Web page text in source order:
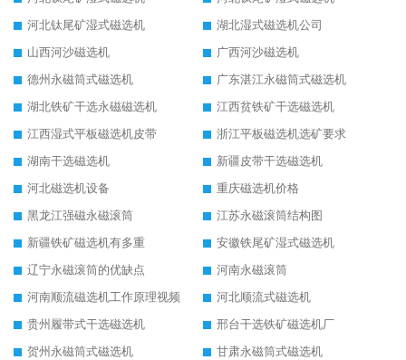
河北钛尾矿湿式磁选机
湖北湿式磁选机公司
山西河沙磁选机
广西河沙磁选机
德州永磁筒式磁选机
广东湛江永磁筒式磁选机
湖北铁矿干选永磁磁选机
江西贫铁矿干选磁选机
江西湿式平板磁选机皮带
浙江平板磁选机选矿要求
湖南干选磁选机
新疆皮带干选磁选机
河北磁选机设备
重庆磁选机价格
黑龙江强磁永磁滚筒
江苏永磁滚筒结构图
新疆铁矿磁选机有多重
安徽铁尾矿湿式磁选机
辽宁永磁滚筒的优缺点
河南永磁滚筒
河南顺流磁选机工作原理视频
河北顺流式磁选机
贵州履带式干选磁选机
邢台干选铁矿磁选机厂
贺州永磁筒式磁选机
甘肃永磁筒式磁选机